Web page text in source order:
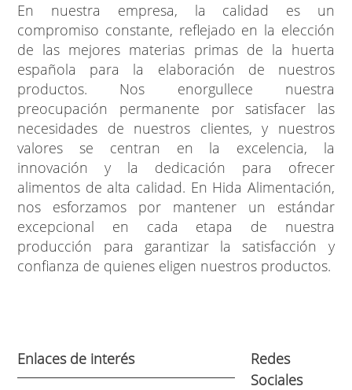
En nuestra empresa, la calidad es un
compromiso constante, reflejado en la elección
de las mejores materias primas de la huerta
española para la elaboración de nuestros
productos. Nos enorgullece nuestra
preocupación permanente por satisfacer las
necesidades de nuestros clientes, y nuestros
valores se centran en la excelencia, la
innovación y la dedicación para ofrecer
alimentos de alta calidad. En Hida Alimentación,
nos esforzamos por mantener un estándar
excepcional en cada etapa de nuestra
producción para garantizar la satisfacción y
confianza de quienes eligen nuestros productos.
Enlaces de interés
Redes
Sociales